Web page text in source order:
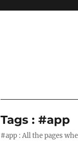
Tags : #app
#app : All the pages